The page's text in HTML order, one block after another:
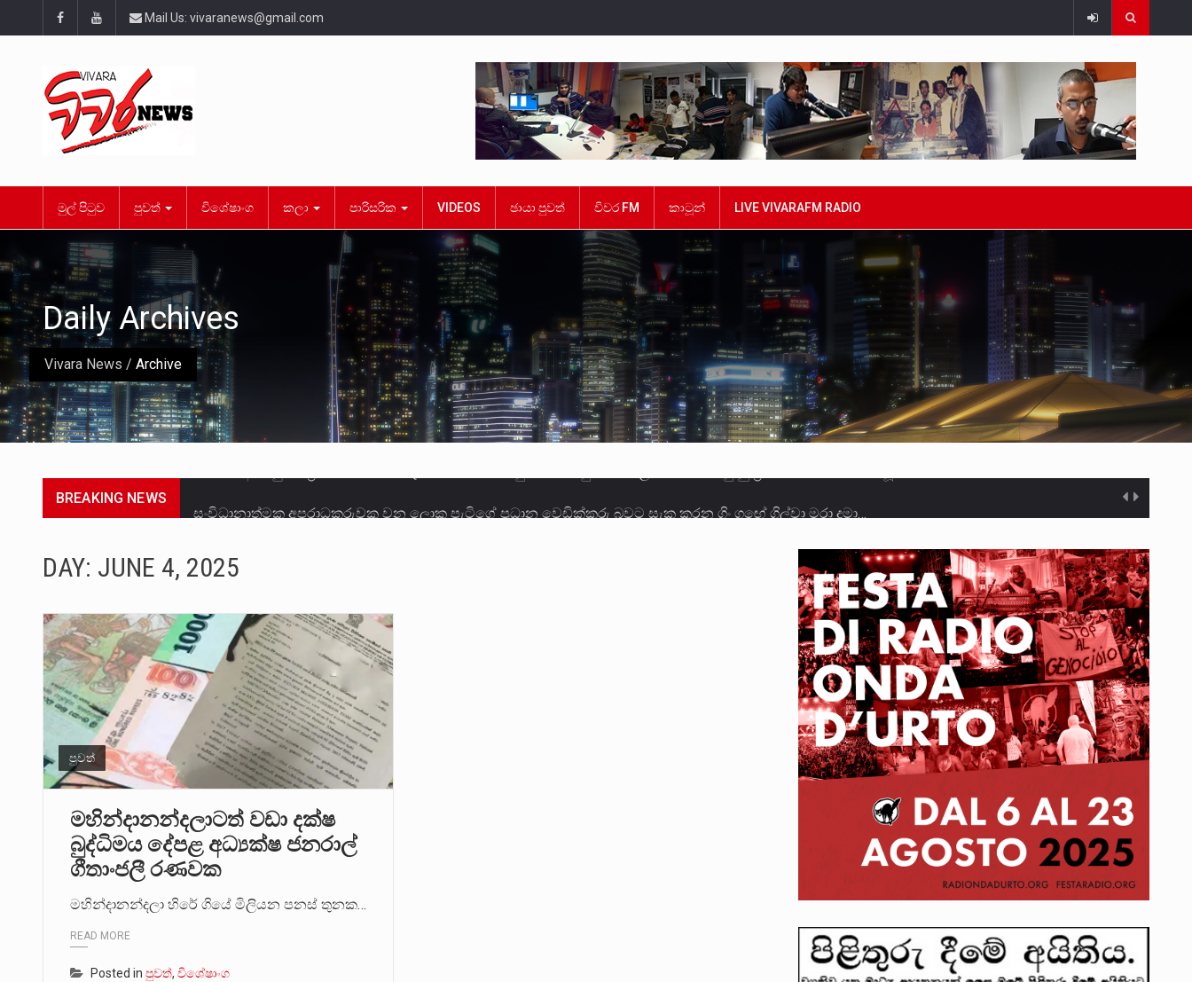
Mail Us: vivaranews@gmail.com
මුල් පිටුව පුවත් විශේෂාංග කලා පාරිසරික VIDEOS ඡායා පුවත් විවර FM කාටූන් LIVE VIVARAFM RADIO
Vivara News / Archive
Daily Archives
BREAKING NEWS
බන්ධනාගාර රැදවියන් 1,021 දෙනෙකු ඉකුත් වසර පහක කාලය තුලදී (2020 ජනවාරි 01 සිට 2025 දෙසැම්බර්…
මහර බන්ධනාගාරයේ අද ඇතිවූ සිද්ධියෙන් තුවාල ලැබූ බව කියන රැඳවියන් ගණන ඉහළ ගොස් තිබේ. ඒ…
අගෝස්තු මස දෙවන ඉරිදා ලිට් රූම් සූම් සංවාදය පැවැත්වෙන්නේ "කතා කරන මහ වැව" නම් නකතාවක්…
ලාල් කාන්ත ඇමතිවරයා අධිකරණ විනිශ්චයකාරවරුන්ගේ විශ්‍රාම යෑමේ වයස සම්බන්ධයෙන් නිහඬව සිටින ලෙස තමාට දැනුම් දුන්…
හිටපු පොලිස්පති පූජිත් ජයසුන්දරට සහ හිටපු ආරක්ෂක අමාත්‍යංශ ලේකම් හේමසිරි ප්‍රනාන්දු විශේෂ ත්‍රිපුද්ගල මහාධිකරණය විසින්…
පසුගිය මැයි මස 31 දිනෙන් අවසන් වූ වසර තුළ ලොව පුරා විවිධ තනතුරු නාම වලින්…
මේ, දන්නා හඳුනන ලියන්නකුගේ නන්නාඳුනන අඩවියක සැරිසරා ලද ආස්වාදනීය මොහොතක සිංහාවලෝකනයකි .කෙටි කවියක දිගු බර…
වත්මන් ආණ්ඩුවේ ප්‍රධාන පාර්ශවකරුවා වන ජනතා විමුක්ති පෙරමුණේ කාලයක පටන් තිබුණු ප්‍රධාන සටන් පාඨයක් වූවේ…
DAY: JUNE 4, 2025
පුවත්
මහින්දානන්දලාටත් වඩා දක්ෂ
බුද්ධිමය දේපළ අධ්‍යක්ෂ ජනරාල්
ගීතාංජලී රණවක
මහින්දානන්දලා හිරේ ගියේ මිලියන පනස් තුනක…
READ MORE
Posted in පුවත්, විශේෂාංග